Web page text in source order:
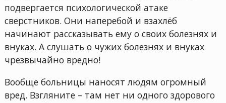
подвергается психологической атаке
сверстников. Они наперебой и взахлёб
начинают рассказывать ему о своих болезнях и
внуках. А слушать о чужих болезнях и внуках
чрезвычайно вредно!
Вообще больницы наносят людям огромный
вред. Взгляните – там нет ни одного здорового